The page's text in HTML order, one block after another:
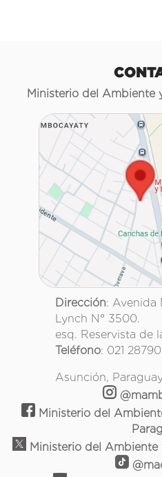
Ministerio del Ambiente
Dirección: Avenida
Lynch N° 3500.
esq. Reservista de
Teléfono: 021
Asunción,
Ministerio del
Ministerio del